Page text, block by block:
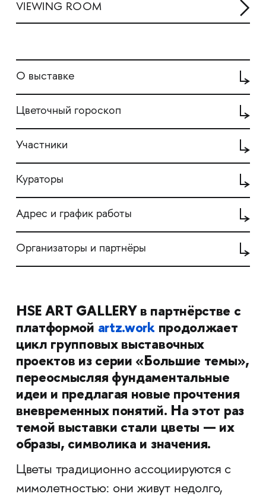
VIEWING ROOM
О выставке
Цветочный гороскоп
Участники
Кураторы
Адрес и график работы
Организаторы и партнёры
HSE ART GALLERY в партнёрстве с
платформой artz.work продолжает
цикл групповых выставочных
проектов из серии «Большие темы»,
переосмысляя фундаментальные
идеи и предлагая новые прочтения
вневременных понятий. На этот раз
темой выставки стали цветы — их
образы, символика и значения.
Цветы традиционно ассоциируются с
мимолетностью: они живут недолго,